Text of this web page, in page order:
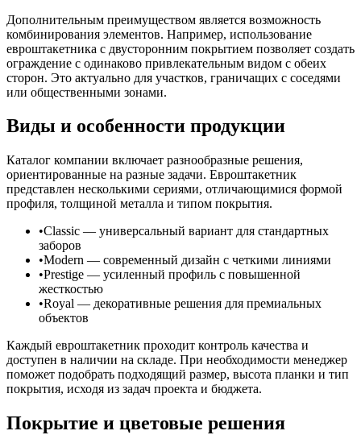
Дополнительным преимуществом является возможность
комбинирования элементов. Например, использование
евроштакетника с двусторонним покрытием позволяет создать
ограждение с одинаково привлекательным видом с обеих
сторон. Это актуально для участков, граничащих с соседями
или общественными зонами.
Виды и особенности продукции
Каталог компании включает разнообразные решения,
ориентированные на разные задачи. Евроштакетник
представлен несколькими сериями, отличающимися формой
профиля, толщиной металла и типом покрытия.
Classic — универсальный вариант для стандартных
заборов
Modern — современный дизайн с четкими линиями
Prestige — усиленный профиль с повышенной
жесткостью
Royal — декоративные решения для премиальных
объектов
Каждый евроштакетник проходит контроль качества и
доступен в наличии на складе. При необходимости менеджер
поможет подобрать подходящий размер, высота планки и тип
покрытия, исходя из задач проекта и бюджета.
Покрытие и цветовые решения